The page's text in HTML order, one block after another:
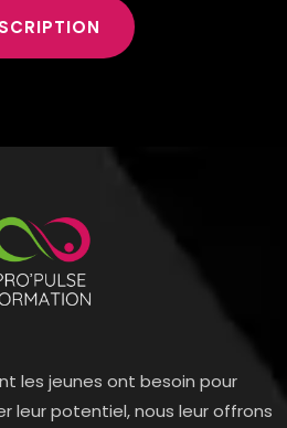
les jeunes ont besoin pour
leur potentiel, nous leur offrons